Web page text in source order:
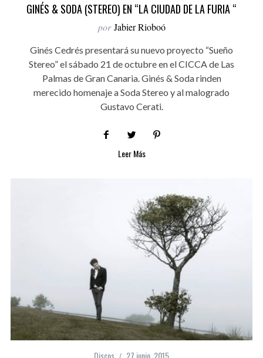
GINÉS & SODA (STEREO) EN “LA CIUDAD DE LA FURIA “
por Jabier Rioboó
Ginés Cedrés presentará su nuevo proyecto “Sueño
Stereo” el sábado 21 de octubre en el CICCA de Las
Palmas de Gran Canaria. Ginés & Soda rinden
merecido homenaje a Soda Stereo y al malogrado
Gustavo Cerati.
Leer Más
Discos 27 junio, 2015